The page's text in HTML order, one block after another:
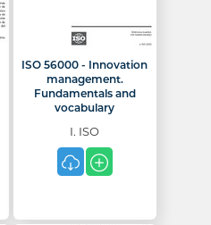
ISO 56000 - Innovation
management.
Fundamentals and
vocabulary
I. ISO